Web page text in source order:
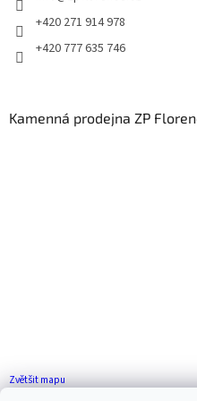
+420 271 914 978
+420 777 635 746
Kamenná prodejna ZP
Zvětšit mapu